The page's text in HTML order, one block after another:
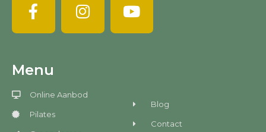
Menu
Online Aanbod
Pilates
Blog
Contact